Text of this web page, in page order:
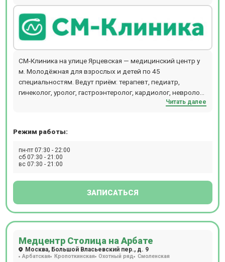
СМ-Клиника на улице Ярцевская — медицинский центр у
м. Молодёжная для взрослых и детей по 45
специальностям. Ведут приём: терапевт, педиатр,
гинеколог, уролог, гастроэнтеролог, кардиолог, невролог,
лор-врач, эндокринолог, дерматолог, стоматолог.
анализы. Оперативная и эстетическая гинекология. 45
детей. Запись к врачу онлайн или по телефону.
Читать далее
Режим работы:
пн-пт 07:30 - 22:00
сб 07:30 - 21:00
вс 07:30 - 21:00
ЗАПИСАТЬСЯ
Медцентр Столица на Арбате
Москва, Большой Власьевский пер., д. 9
Арбатская Кропоткинская Охотный ряд Смоленская